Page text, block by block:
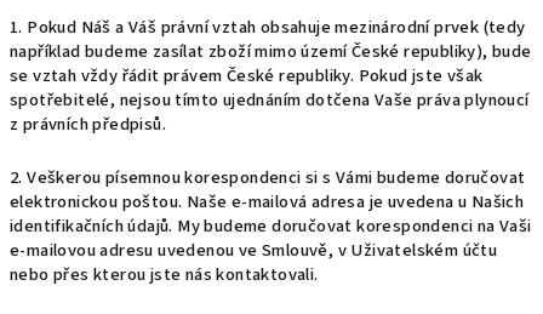
1. Pokud Náš a Váš právní vztah obsahuje mezinárodní prvek (tedy
například budeme zasílat zboží mimo území České republiky), bude
se vztah vždy řádit právem České republiky. Pokud jste však
spotřebitelé, nejsou tímto ujednáním dotčena Vaše práva plynoucí
z právních předpisů.
2. Veškerou písemnou korespondenci si s Vámi budeme doručovat
elektronickou poštou. Naše e-mailová adresa je uvedena u Našich
identifikačních údajů. My budeme doručovat korespondenci na Vaši
e-mailovou adresu uvedenou ve Smlouvě, v Uživatelském účtu
nebo přes kterou jste nás kontaktovali.